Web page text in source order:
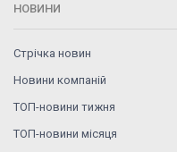
НОВИНИ
Стрічка новин
Новини компаній
ТОП-новини тижня
ТОП-новини місяця